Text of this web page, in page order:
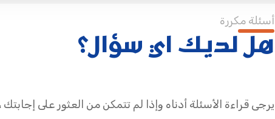
أسئلة مكررة
هل لديك اي سؤال؟
يرجى قراءة الأسئلة أدناه وإذا لم تتمكن من العثور على